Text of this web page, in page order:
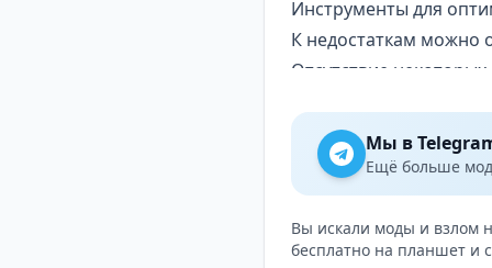
Инструменты для
К недостаткам можно
Отсутствие
Наличие в
Fancy Security— это
обеспечивает
Приложение
конфиденциальности.
Мы в
Ещё больше
Вы искали моды и взлом
бесплатно на планшет и